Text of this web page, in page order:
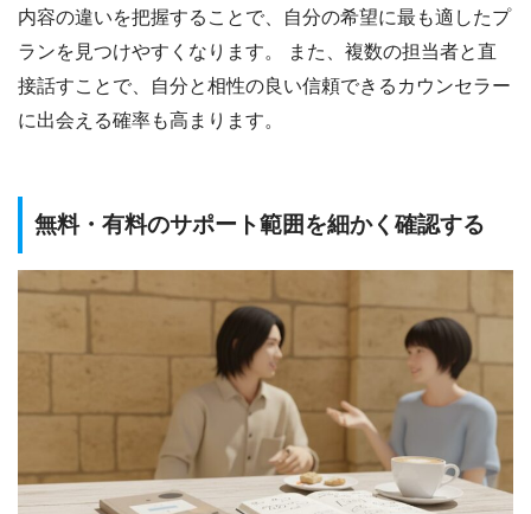
内容の違いを把握することで、自分の希望に最も適したプ
ランを見つけやすくなります。 また、複数の担当者と直
接話すことで、自分と相性の良い信頼できるカウンセラー
に出会える確率も高まります。
無料・有料のサポート範囲を細かく確認する